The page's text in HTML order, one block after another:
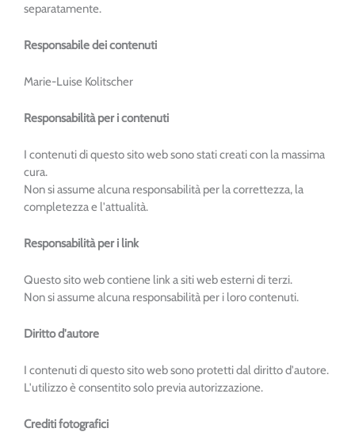
separatamente.
Responsabile dei contenuti
Marie-Luise Kolitscher
Responsabilità per i contenuti
I contenuti di questo sito web sono stati creati con la massima
cura.
Non si assume alcuna responsabilità per la correttezza, la
completezza e l'attualità.
Responsabilità per i link
Questo sito web contiene link a siti web esterni di terzi.
Non si assume alcuna responsabilità per i loro contenuti.
Diritto d'autore
I contenuti di questo sito web sono protetti dal diritto d'autore.
L'utilizzo è consentito solo previa autorizzazione.
Crediti fotografici